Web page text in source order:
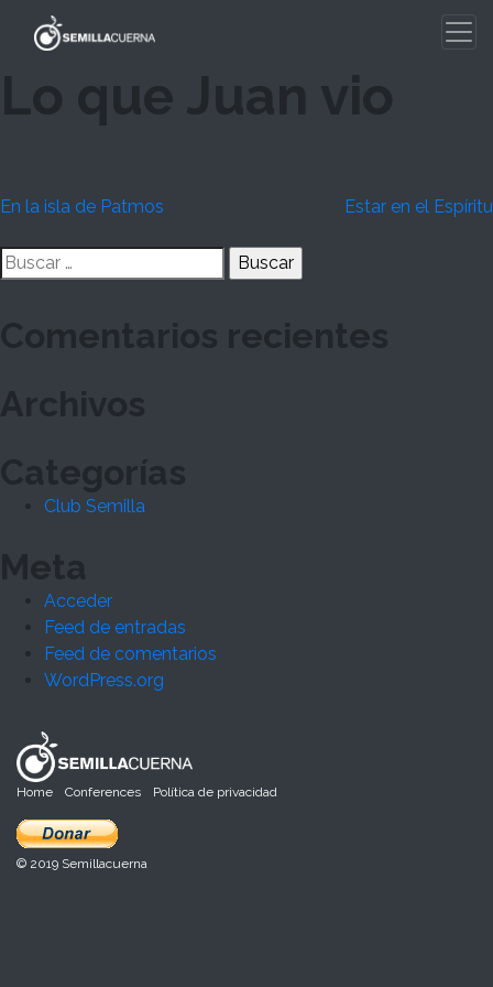
Lo que Juan vio
Navegación
de
En la isla de Patmos Estar en el Espíritu
Buscar:
Comentarios recientes
Archivos
Categorías
Club Semilla
Meta
Acceder
Feed de entradas
Feed de comentarios
WordPress.org
Home Conferences Política de privacidad
© 2019 Semillacuerna